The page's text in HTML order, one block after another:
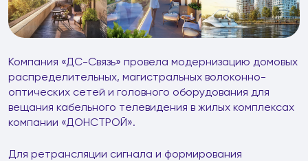
Компания «ДС-Связь» провела модернизацию домовых
распределительных, магистральных волоконно-
оптических сетей и головного оборудования для
вещания кабельного телевидения в жилых комплексах
компании «ДОНСТРОЙ».
Для ретрансляции сигнала и формирования